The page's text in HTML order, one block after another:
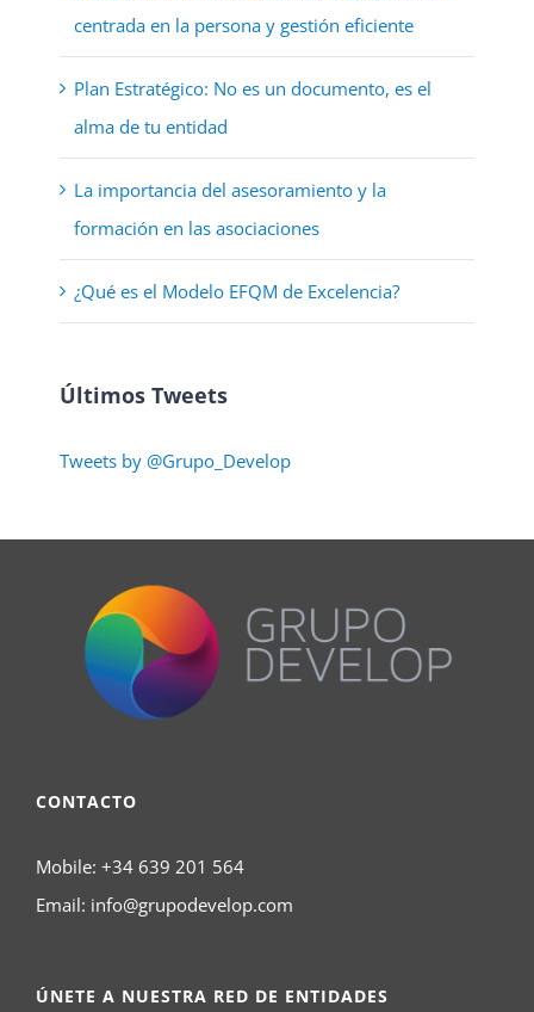
centrada en la persona y gestión eficiente
Plan Estratégico: No es un documento, es el
alma de tu entidad
La importancia del asesoramiento y la
formación en las asociaciones
¿Qué es el Modelo EFQM de Excelencia?
Últimos Tweets
Tweets by @Grupo_Develop
CONTACTO
Mobile: +34 639 201 564
Email: info@grupodevelop.com
ÚNETE A NUESTRA RED DE ENTIDADES